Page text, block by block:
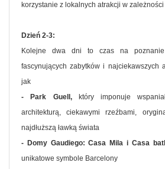
korzystanie z lokalnych atrakcji w
Dzień 2-3:
Kolejne dwa dni to czas na poznanie
fascynujących zabytków i najciekawszych
jak
- Park Guell,
który imponuje
architekturą, ciekawymi rzeźbami,
najdłuższą ławką świata
- Domy Gaudiego: Casa Mila i Casa
unikatowe symbole Barcelony